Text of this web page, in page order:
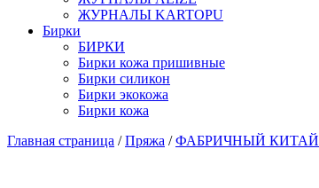
ЖУРНАЛЫ KARTOPU
Бирки
БИРКИ
Бирки кожа пришивные
Бирки силикон
Бирки экокожа
Бирки кожа
Главная страница /Пряжа /ФАБРИЧНЫЙ КИТАЙ